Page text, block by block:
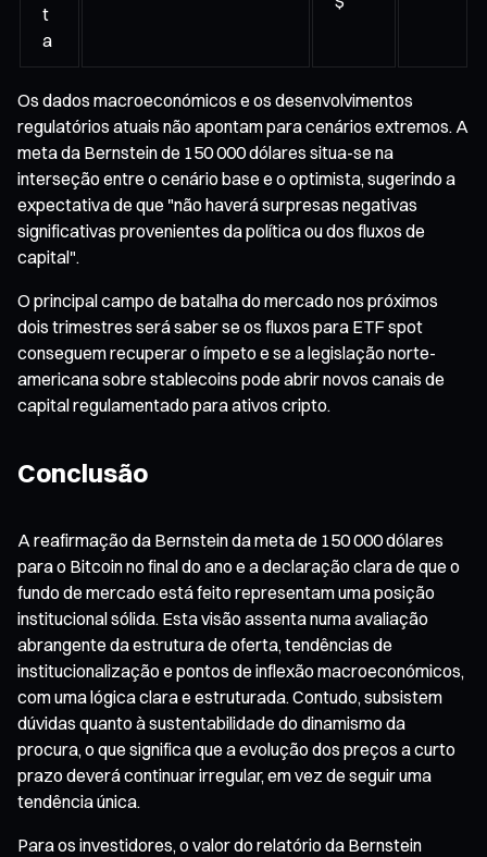
t
a
Os dados macroeconómicos e os desenvolvimentos
regulatórios atuais não apontam para cenários extremos. A
meta da Bernstein de 150 000 dólares situa-se na
interseção entre o cenário base e o optimista, sugerindo a
expectativa de que "não haverá surpresas negativas
significativas provenientes da política ou dos fluxos de
capital".
O principal campo de batalha do mercado nos próximos
dois trimestres será saber se os fluxos para ETF spot
conseguem recuperar o ímpeto e se a legislação norte-
americana sobre stablecoins pode abrir novos canais de
capital regulamentado para ativos cripto.
Conclusão
A reafirmação da Bernstein da meta de 150 000 dólares
para o Bitcoin no final do ano e a declaração clara de que o
fundo de mercado está feito representam uma posição
institucional sólida. Esta visão assenta numa avaliação
abrangente da estrutura de oferta, tendências de
institucionalização e pontos de inflexão macroeconómicos,
com uma lógica clara e estruturada. Contudo, subsistem
dúvidas quanto à sustentabilidade do dinamismo da
procura, o que significa que a evolução dos preços a curto
prazo deverá continuar irregular, em vez de seguir uma
tendência única.
Para os investidores, o valor do relatório da Bernstein